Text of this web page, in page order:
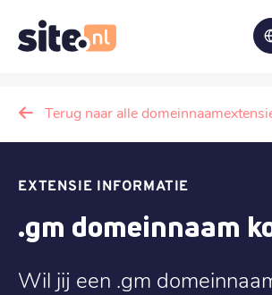
Terug naar alle
EXTENSIE INFORMATIE
.gm domeinnaam
Wil jij een .gm